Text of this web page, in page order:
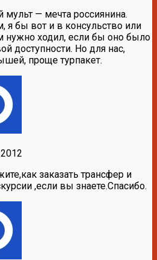
мульт — мечта россиянина.
я бы вот и в консульство или
нужно ходил, если бы оно было
доступности. Но для нас,
проще турпакет.
заказать трансфер и
,если вы знаете.Спасибо.